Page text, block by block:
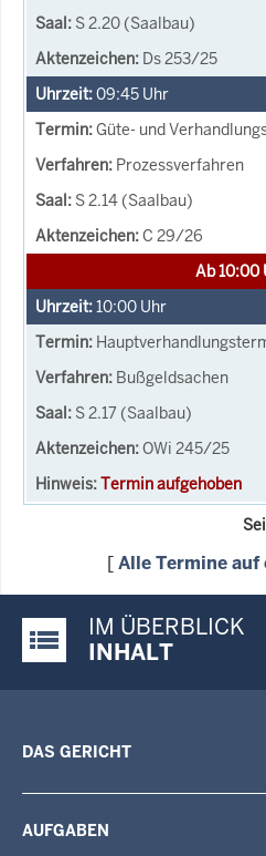
S 2.20 (Saalbau)
Ds 253/25
09:45 Uhr
Güte- und
Prozessverfahren
S 2.14 (Saalbau)
C 29/26
Ab 10:00
10:00 Uhr
Bußgeldsachen
S 2.17 (Saalbau)
OWi 245/25
Termin aufgehoben
[Alle Termine
Justiz-Portal im
IM ÜBERBLICK
INHALT
DAS GERICHT
AUFGABEN